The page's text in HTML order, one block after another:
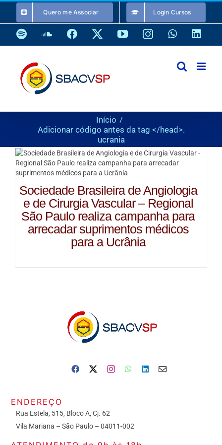
o
conteúdo
Quero me Associar Login Cursos
SpotifySoundCloud
Facebook YouTubeInstagramWhatsApp
Início
Adicionar código antes da tag </head>.
ucrania
Sociedade Brasileira de Angiologia
e de Cirurgia Vascular – Regional
São Paulo realiza campanha para
arrecadar suprimentos médicos
para a Ucrânia
ENDEREÇO
Rua Estela, 515, Bloco A, Cj. 62
Vila Mariana – São Paulo – 04011-002